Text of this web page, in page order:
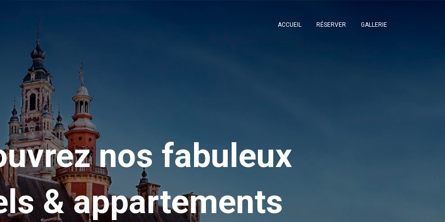
ACCUEIL RÉSERVER GALLERIE
nos fabuleux
& appartements